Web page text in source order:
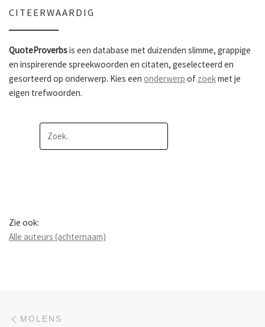
CITEERWAARDIG
QuoteProverbsis een database met duizenden slimme, grappige
en inspirerende spreekwoorden en citaten, geselecteerd en
gesorteerd op onderwerp. Kies een onderwerp of zoekmet je
eigen trefwoorden.
Zie ook:
Alle auteurs (achternaam)
Berichtnavigatie
MOLENS